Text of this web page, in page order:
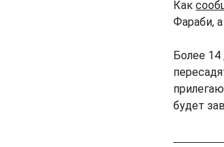
Как
Фараби,
Более
будет